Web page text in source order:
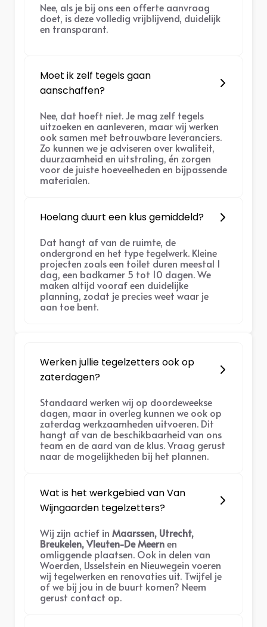
Nee, als je bij ons een offerte aanvraag
doet, is deze volledig vrijblijvend, duidelijk
en transparant.
Moet ik zelf tegels gaan
aanschaffen?
Nee, dat hoeft niet. Je mag zelf tegels
uitzoeken en aanleveren, maar wij werken
ook samen met betrouwbare leveranciers.
Zo kunnen we je adviseren over kwaliteit,
duurzaamheid en uitstraling, én zorgen
voor de juiste hoeveelheden en bijpassende
materialen.
Hoelang duurt een klus gemiddeld?
Dat hangt af van de ruimte, de
ondergrond en het type tegelwerk. Kleine
projecten zoals een toilet duren meestal 1
dag, een badkamer 5 tot 10 dagen. We
maken altijd vooraf een duidelijke
planning, zodat je precies weet waar je
aan toe bent.
Werken jullie tegelzetters ook op
zaterdagen?
Standaard werken wij op doordeweekse
dagen, maar in overleg kunnen we ook op
zaterdag werkzaamheden uitvoeren. Dit
hangt af van de beschikbaarheid van ons
team en de aard van de klus. Vraag gerust
naar de mogelijkheden bij het plannen.
Wat is het werkgebied van Van
Wijngaarden tegelzetters?
Wij zijn actief in Maarssen, Utrecht,
Breukelen, Vleuten-De Meernen
omliggende plaatsen. Ook in delen van
Woerden, IJsselstein en Nieuwegein voeren
wij tegelwerken en renovaties uit. Twijfel je
of we bij jou in de buurt komen? Neem
gerust contact op.